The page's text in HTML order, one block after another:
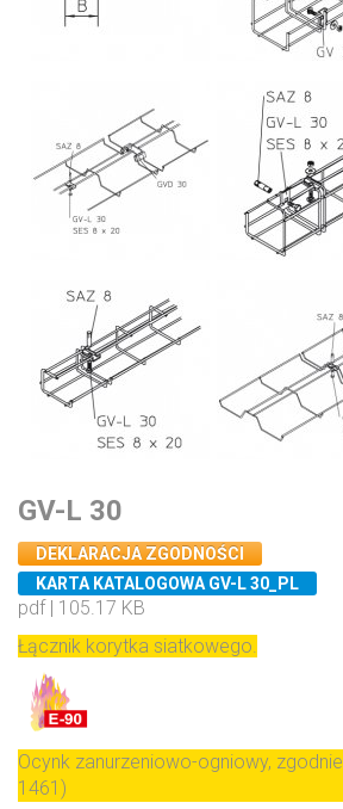
GV-L 30
DEKLARACJA ZGODNOŚCI
KARTA KATALOGOWA GV-L 30_PL
pdf | 105.17 KB
Łącznik korytka siatkowego.
Ocynk zanurzeniowo-ogniowy,
1461)